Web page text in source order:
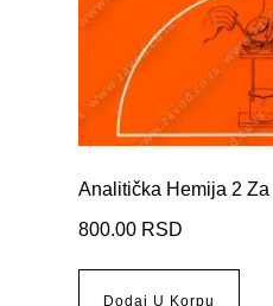
Analitička Hemija 2
800.00 RSD
Dodaj U Korpu